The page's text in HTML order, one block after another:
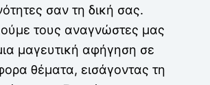
σαν τη δική σας.
τους αναγνώστες μας
μαγευτική αφήγηση σε
θέματα, εισάγοντας τη